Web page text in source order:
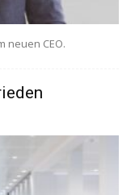
neuen CEO.